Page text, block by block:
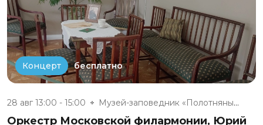
Концерт бесплатно
28 авг 13:00 - 15:00 Музей-заповедник «Полотняный З...
Оркестр Московской филармонии, Юрий